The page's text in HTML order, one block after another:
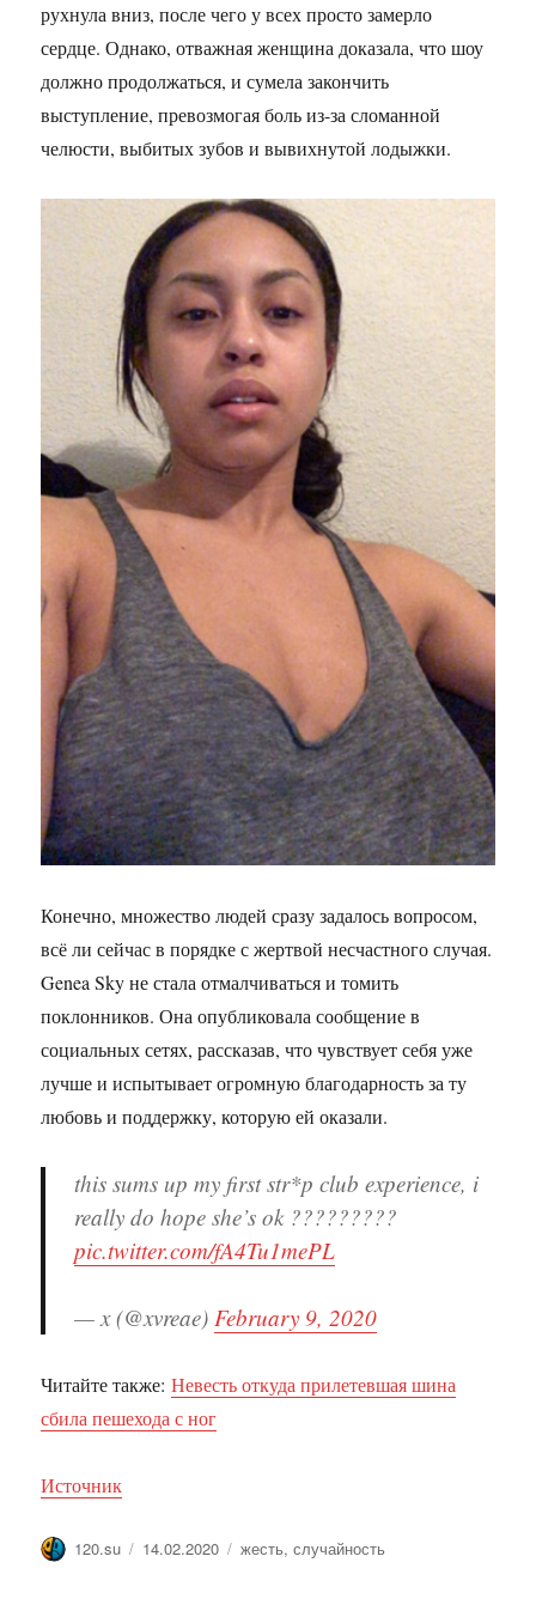
рухнула вниз, после чего у всех просто замерло
сердце. Однако, отважная женщина доказала, что шоу
должно продолжаться, и сумела закончить
выступление, превозмогая боль из-за сломанной
челюсти, выбитых зубов и вывихнутой лодыжки.
Конечно, множество людей сразу задалось вопросом,
всё ли сейчас в порядке с жертвой несчастного случая.
Genea Sky не стала отмалчиваться и томить
поклонников. Она опубликовала сообщение в
социальных сетях, рассказав, что чувствует себя уже
лучше и испытывает огромную благодарность за ту
любовь и поддержку, которую ей оказали.
this sums up my first str*p club experience, i
really do hope she’s ok ?????????
pic.twitter.com/fA4Tu1mePL
— x (@xvreae)February 9, 2020
Читайте также:Невесть откуда прилетевшая шина
сбила пешехода с ног
Источник
Автор
120.su Опубликовано
14.02.2020 Метки
жесть,случайность